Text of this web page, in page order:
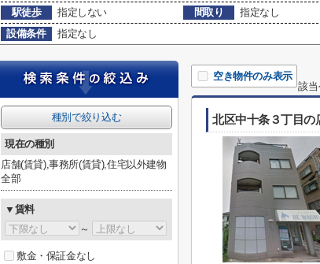
駅徒歩
指定しない 間取り
指定なし
設備条件
指定なし
空き物件のみ表示
該
北区中十条３丁目の
種別で絞り込む
現在の種別
店舗(賃貸),事務所(賃貸),住宅以外建物
全部
▼賃料
～
敷金・保証金なし